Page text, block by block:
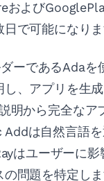
よび
日で可能になり
ーであるAdaを
、アプリを生成
明から完全なア
Addは自然言語
はユーザーに影
問題を特定しま